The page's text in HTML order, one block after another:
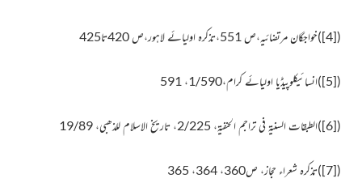
(
[4]
)خواجگان مرتضائیہ،ص 551،تذکرہ اولیائے لاہور،ص 420تا425
(
[5]
)انسائیکلوپیڈیا اولیائے کرام،1/590، 591
(
[6]
)الطبقات السنیۃ فی تراجم الحنفیۃ، 2/225، تاریخ الاسلام للذھبی، 19/89
(
[7]
)تذکرہ شعراء حجاز، ص360، 364، 365